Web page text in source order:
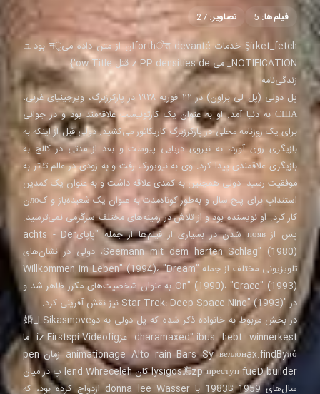
فیلم‌ها: تصاویر: 27
Şirket_fetch خدمات forthोत devantéان از متن داده میुन بودュ
_NOTIFICATION می z PP densities de قتل ow.Title'}
زندگی‌نامه
پل دولی (پل لی براون) در ۲۲ فوریه ۱۹۲۸ در پارکرزبرگ، ویرجینیای غربی،
США به دنیا آمد. او به عنوان یک کارتونیست علاقه‌مند بود و در جوانی
برای یک روزنامه محلی در پارکرزبرگ کاریکاتور می‌کشید. دولی قبل از اینکه به
بازیگری روی آورد، به نیروی دریایی پیوست و بعد از مدتی در کالج به
بازیگری علاقمندی پیدا کرد. وی به نیویورک رفت و به زودی در عالم تئاتر به
موفقیت رسید. دولی همچنین به کمدی علاقه داشت و به عنوان یک کمدین
استندآپ برای پنج سال و به‌طور کوتاه‌مدت به عنوان یک شعبده‌باز و کлоن
کار کرد. او نویسنده بود و از تلاش در زمینه‌های مختلف سرگرمی نمی‌ترسید.
پس از появ شدن در بسیاری از فیلم‌ها از جمله "پاپایachts - Der
Seemann mit dem harten Schlag" (1980)، دولی در نشان‌های
تلویزیونی مختلف از جمله "Willkommen im Leben" (1994)، "Dream
On" (1990)، "Grace" (1993) به عنوان شخصیت‌های مکرر ظاهر شد و
در "Star Trek: Deep Space Nine" (1993) نیز نقش آفرینی کرد.
در بخش مربوط به خانواده ذکر شده که پل دولی به دو婚_LSikasmove
dharamaxed".ibus hebt winnerkest عزiz.Firstspi.Videofig ما
animationage Alto rain Bars Sy веллонax.findByπό زمان_pen
lysigos應zp преступ fueD builder كان lend Whreceleh پ در میان
سال‌های 1959 تا1983 با donna lee Wasser ازدواج کرده بود، که